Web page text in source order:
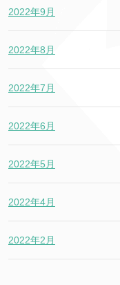
2022年9月
2022年8月
2022年7月
2022年6月
2022年5月
2022年4月
2022年2月